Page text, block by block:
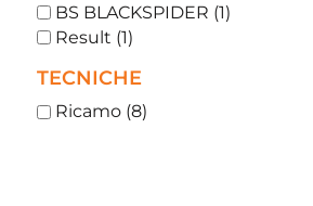
BS BLACKSPIDER (1)
Result (1)
TECNICHE
Ricamo (8)